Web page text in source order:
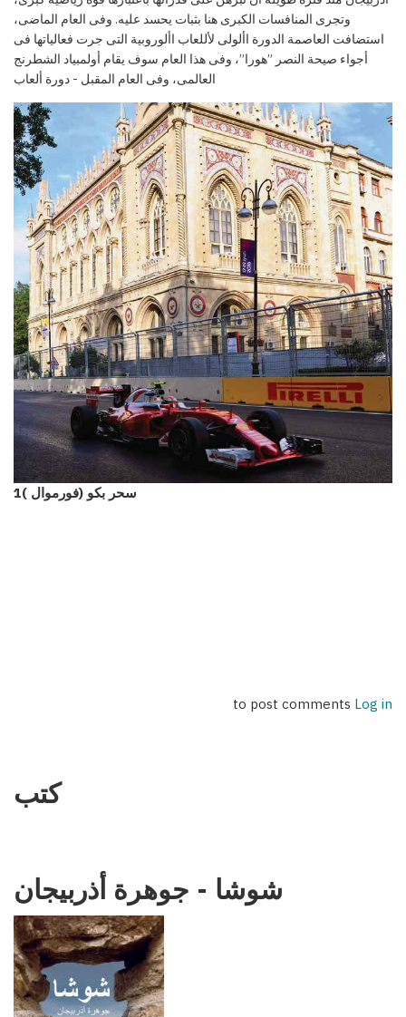
وتجرى المنافسات الكبرى هنا بثبات يحسد عليه. وفى العام الماضى،
استضافت العاصمة الدورة األولى لأللعاب األوروبية التى جرت فعالياتها فى
أجواء صيحة النصر ”هورا”، وفى هذا العام سوف يقام أولمبياد الشطرنج
العالمى، وفى العام المقبل - دورة ألعاب
سحر بكو (فورموال )1
Log in
كتب
شوشا - جوهرة أذربيجان